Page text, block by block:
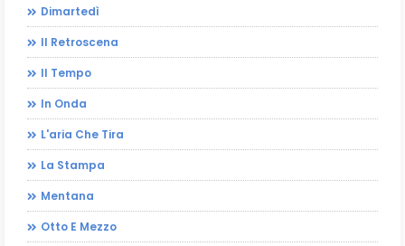
Dimartedì
Il Retroscena
Il Tempo
In Onda
L'aria Che Tira
La Stampa
Mentana
Otto E Mezzo